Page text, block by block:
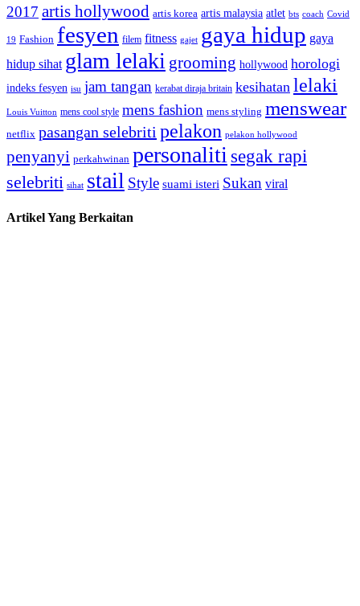
2017 artis hollywood artis korea artis malaysia atlet bts coach Covid
19 Fashion fesyen filem fitness gajet gaya hidup gaya
hidup sihat glam lelaki grooming hollywood horologi
indeks fesyen isu jam tangan kerabat diraja britain kesihatan lelaki
Louis Vuitton mens cool style mens fashion mens styling menswear
netflix pasangan selebriti pelakon pelakon hollywood
penyanyi perkahwinan personaliti segak rapi
selebriti sihat stail Style suami isteri Sukan viral
Artikel Yang Berkaitan